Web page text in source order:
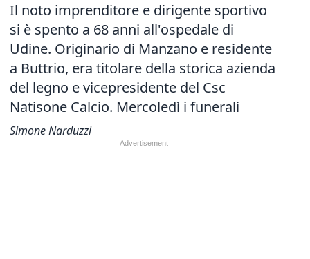
Il noto imprenditore e dirigente sportivo
si è spento a 68 anni all'ospedale di
Udine. Originario di Manzano e residente
a Buttrio, era titolare della storica azienda
del legno e vicepresidente del Csc
Natisone Calcio. Mercoledì i funerali
Simone Narduzzi